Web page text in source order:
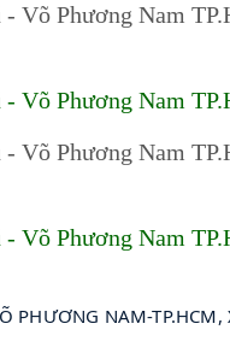
Võ Phương Nam
Võ Phương Nam
Võ Phương Nam
Võ Phương Nam
PHƯƠNG NAM-